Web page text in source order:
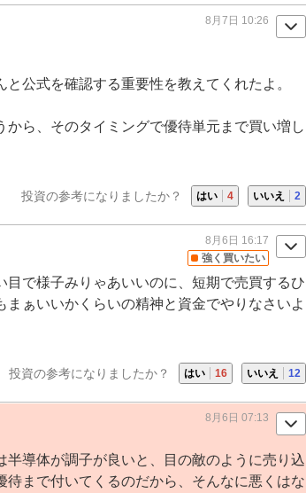
8月7日 10:26
公式を確認する重要性を教えてくれたよ。
ら、そのタイミングで優待単元まで買い増し
投資の参考になりましたか？ はい 4 いいえ 2
強く買いたい
8月6日 16:17
で様子みりゃあいいのに、短期で売買するひ
ぁいいかくらいの精神と資金でやりなさいよ
投資の参考になりましたか？ はい 16 いいえ 12
8月6日 07:13
半導体が調子が良いと、目の敵のように売り込
待まで付いてくるのだから、そんなに悪くはな